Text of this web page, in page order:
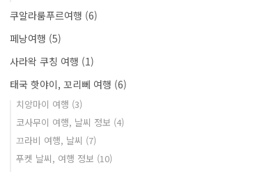
쿠알라룸푸르여행 (6)
페낭여행 (5)
사라왁 쿠칭 여행 (1)
태국 핫야이, 꼬리뻬 여행 (6)
치앙마이 여행 (3)
코사무이 여행, 날씨 정보 (4)
끄라비 여행, 날씨 (7)
푸켓 날씨, 여행 정보 (10)